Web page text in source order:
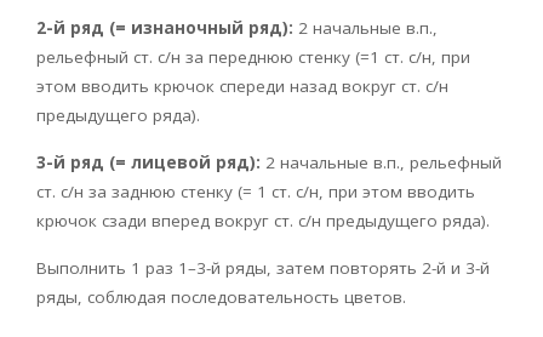
2-й ряд (= изнаночный ряд): 2 начальные в.п.,
рельефный ст. с/н за переднюю стенку (=1 ст. с/н, при
этом вводить крючок спереди назад вокруг ст. с/н
предыдущего ряда).
3-й ряд (= лицевой ряд): 2 начальные в.п., рельефный
ст. с/н за заднюю стенку (= 1 ст. с/н, при этом вводить
крючок сзади вперед вокруг ст. с/н предыдущего ряда).
Выполнить 1 раз 1–3-й ряды, затем повторять 2-й и 3-й
ряды, соблюдая последовательность цветов.